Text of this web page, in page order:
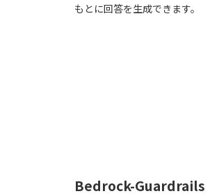
もとに回答を生成できます。
Bedrock-Guardrails